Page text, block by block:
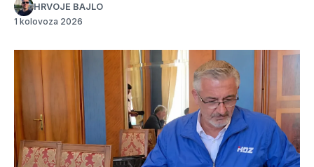
HRVOJE BAJLO
1 kolovoza 2026